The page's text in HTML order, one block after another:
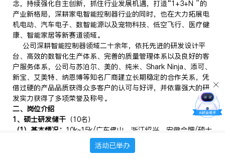
念，持续强化自主创新，抓住行业发展机遇，打造“1+3+N ”的
产业新格局，深耕家电智能控制器行业的同时，也在大力拓展电
机电动、汽车电子、数智能源以及宠物科技、低空飞行、医疗健
康、智能家居等新赛道领域。
公司深耕智能控制器领域二十余年，依托先进的研发设计平
台、高效的数智化生产体系、完善的质量管理体系以及良好的客
户服务体系，公司与苏泊尔、美的、纯米、Shark Ninja、添可、
新宝、艾美特、纳恩博等知名厂商建立长期稳定的合作关系，凭
借过硬的产品品质获得众多客户的认可与好评，并依靠强大的研
发实力获得了多项荣誉及称号。
二、岗位介绍
1、硕士研发储干 （10名）
（1）基本情况： 10k~15k/广东佛山、浙江绍兴、安徽合肥/硕士
活动已举办